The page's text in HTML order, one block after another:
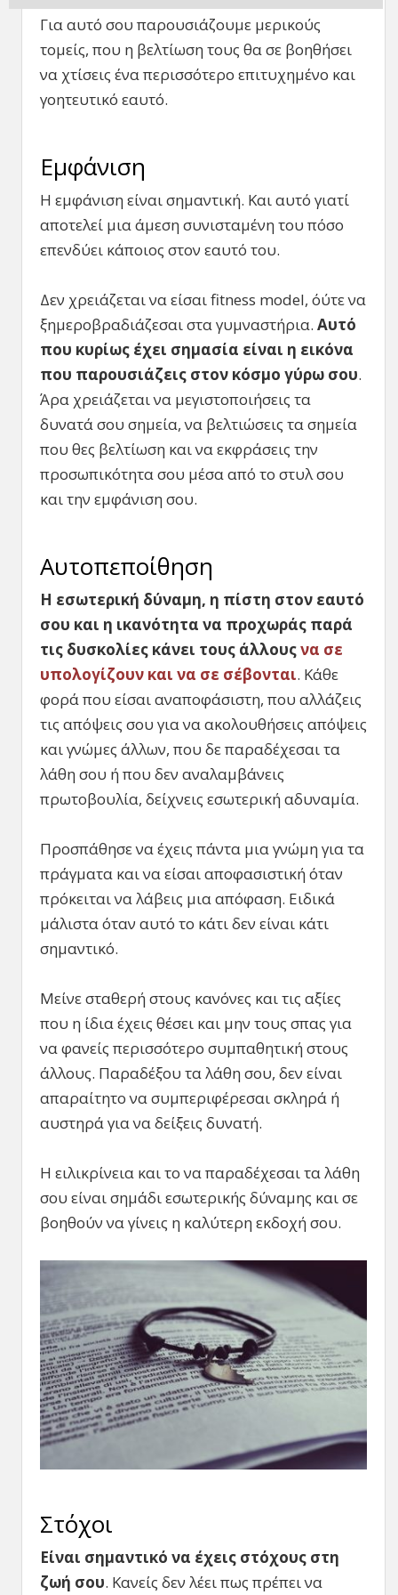
Για αυτό σου παρουσιάζουμε μερικούς
τομείς, που η βελτίωση τους θα σε βοηθήσει
να χτίσεις ένα περισσότερο επιτυχημένο και
γοητευτικό εαυτό.
Εμφάνιση
Η εμφάνιση είναι σημαντική. Και αυτό γιατί
αποτελεί μια άμεση συνισταμένη του πόσο
επενδύει κάποιος στον εαυτό του.
Δεν χρειάζεται να είσαι fitness model, όύτε να
ξημεροβραδιάζεσαι στα γυμναστήρια. Αυτό
που κυρίως έχει σημασία είναι η εικόνα
που παρουσιάζεις στον κόσμο γύρω σου.
Άρα χρειάζεται να μεγιστοποιήσεις τα
δυνατά σου σημεία, να βελτιώσεις τα σημεία
που θες βελτίωση και να εκφράσεις την
προσωπικότητα σου μέσα από το στυλ σου
και την εμφάνιση σου.
Αυτοπεποίθηση
Η εσωτερική δύναμη, η πίστη στον εαυτό
σου και η ικανότητα να προχωράς παρά
τις δυσκολίες κάνει τους άλλουςνα σε
υπολογίζουν και να σε σέβονται. Κάθε
φορά που είσαι αναποφάσιστη, που αλλάζεις
τις απόψεις σου για να ακολουθήσεις απόψεις
και γνώμες άλλων, που δε παραδέχεσαι τα
λάθη σου ή που δεν αναλαμβάνεις
πρωτοβουλία, δείχνεις εσωτερική αδυναμία.
Προσπάθησε να έχεις πάντα μια γνώμη για τα
πράγματα και να είσαι αποφασιστική όταν
πρόκειται να λάβεις μια απόφαση. Ειδικά
μάλιστα όταν αυτό το κάτι δεν είναι κάτι
σημαντικό.
Μείνε σταθερή στους κανόνες και τις αξίες
που η ίδια έχεις θέσει και μην τους σπας για
να φανείς περισσότερο συμπαθητική στους
άλλους. Παραδέξου τα λάθη σου, δεν είναι
απαραίτητο να συμπεριφέρεσαι σκληρά ή
αυστηρά για να δείξεις δυνατή.
Η ειλικρίνεια και το να παραδέχεσαι τα λάθη
σου είναι σημάδι εσωτερικής δύναμης και σε
βοηθούν να γίνεις η καλύτερη εκδοχή σου.
Στόχοι
Είναι σημαντικό να έχεις στόχους στη
ζωή σου. Κανείς δεν λέει πως πρέπει να